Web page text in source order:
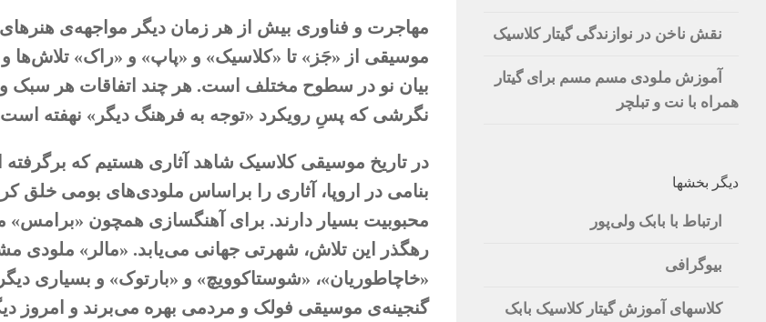
مهاجرت و فناوری بیش از هر زمان دیگر مواجهه‌ی
موسیقی از «جَز» تا «کلاسیک» و «پاپ» و «راک» تلاش‌ها
بیان نو در سطوح مختلف است. هر چند اتفاقات هر سبک
نگرشی که پسِ رویکرد «توجه به فرهنگ دیگر» نهفته است
در تاریخ موسیقی کلاسیک شاهد آثاری هستیم که
بنامی در اروپا، آثاری را بر‌اساس ملودی‌های بومی خلق
محبوبیت بسیار دارند. برای آهنگسازی همچون
رهگذر این تلاش، شهرتی جهانی می‌یابد. «مالر»
«خاچاطوریان»، «شوستاکوویچ» و «بارتوک» و بسیاری
گنجینه‌ی موسیقی فولک و مردمی بهره می‌برند و امروز
نقش ناخن در نوازندگی گیتار کلاسیک
آموزش ملودی مسم مسم برای گیتار
همراه با نت و تبلچر
دیگر بخشها
ارتباط با بابک ولی‌پور
بیوگرافی
کلاسهای آموزش گیتار کلاسیک بابک